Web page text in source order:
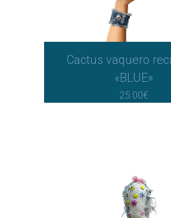
Cactus vaquero
«BLUE»
25.00€